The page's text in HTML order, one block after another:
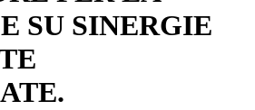
SU SINERGIE